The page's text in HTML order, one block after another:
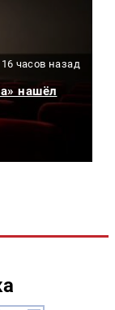
16 часов назад
нашёл